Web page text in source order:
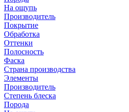
На ощупь
Производитель
Покрытие
Обработка
Оттенки
Полосность
Фаска
Страна производства
Элементы
Производитель
Степень блеска
Порода